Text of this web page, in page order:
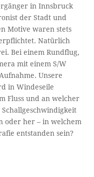
in Innsbruck
der Stadt und
Motive waren stets
Natürlich
Bei einem Rundflug,
mit einem S/W
Unsere
in Windeseile
Fluss und an welcher
oder her – in welchem
entstanden sein?